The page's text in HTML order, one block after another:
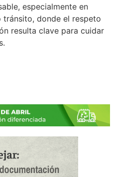
especialmente en
donde el respeto
resulta clave para cuidar